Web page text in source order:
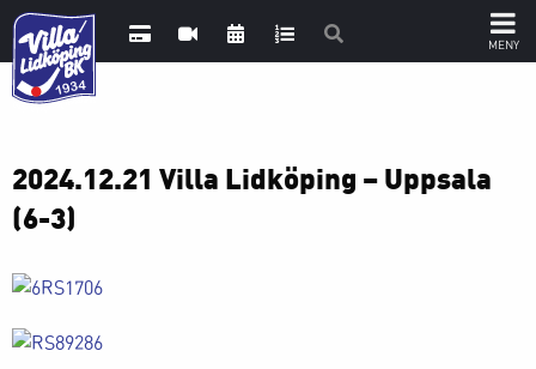
2024.12.21 Villa Lidköping – Uppsala
(6-3)